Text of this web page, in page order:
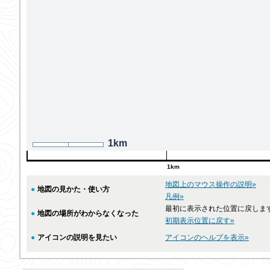
1km
1km
● 地図の見かた・使い方
地図上のマウス操作の説明»
凡例»
● 地図の場所がわからなくなった
最初に表示された位置に戻しま
初期表示位置に戻す»
● アイコンの説明を見たい アイコンのヘルプを表示»